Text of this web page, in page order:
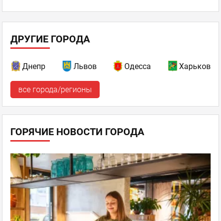
Киев, Осокорки - Позняки - Харьковский
ул. Гришко 3а, ТРЦ "Аладдин"
+38044 227 4344
Позняки
Пн–Пт 09:00 - 22:00,Сб–Вс 10:00 - 22:00
отзывов: 0
Киев, Окружная
ул. Берковецкая 6Д, ТРЦ "Lavina Mall"
+38044 227 4344
Пн–Вс 10:00 - 22:00
отзывов: 0
ДРУГИЕ ГОРОДА
Днепр Львов Одесса Харьков
все города/регионы
ГОРЯЧИЕ НОВОСТИ ГОРОДА